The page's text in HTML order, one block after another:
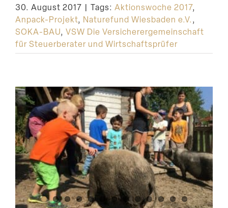
30. August 2017 | Tags: Aktionswoche 2017,
Anpack-Projekt, Naturefund Wiesbaden e.V.,
SOKA-BAU, VSW Die Versicherergemeinschaft
für Steuerberater und Wirtschaftsprüfer